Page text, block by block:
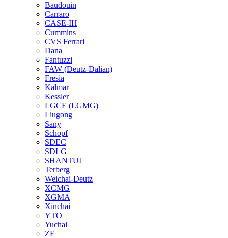
Baudouin
Carraro
CASE-IH
Cummins
CVS Ferrari
Dana
Fantuzzi
FAW (Deutz-Dalian)
Fresia
Kalmar
Kessler
LGCE (LGMG)
Liugong
Sany
Schopf
SDEC
SDLG
SHANTUI
Terberg
Weichai-Deutz
XCMG
XGMA
Xinchai
YTO
Yuchai
ZF